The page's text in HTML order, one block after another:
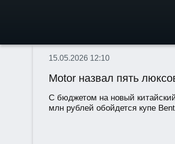
15.05.2026 12:10
Motor назвал пять
С бюджетом на новый
млн рублей обойдется купе